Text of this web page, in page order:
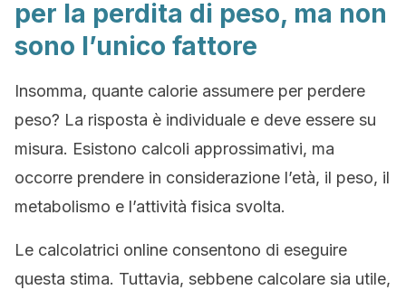
per la perdita di peso, ma non
sono l’unico fattore
Insomma, quante calorie assumere per perdere
peso? La risposta è individuale e deve essere su
misura. Esistono calcoli approssimativi, ma
occorre prendere in considerazione l’età, il peso, il
metabolismo e l’attività fisica svolta.
Le calcolatrici online consentono di eseguire
questa stima. Tuttavia, sebbene calcolare sia utile,